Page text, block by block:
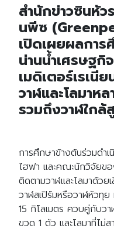
สำนักข่าวซินหัว
นพีซ
เปิดเผยผลกา
น่านน้ำเศรษฐกิ
เมดิเตอร์เรเนี
วาฬและโลมาห
รวมถึงวาฬใก
การศึกษาข้างต้นร่วมดำ
ไฮฟา และคณะนักวิจัยขอ
ติดตามวาฬและโลมาด้ว
วาฬสเปิร์มหรือวาฬหัวทุ
15 กิโลเมตร ควบคู่กับว
ขวด 1 ตัว และโลมาที่ไม่